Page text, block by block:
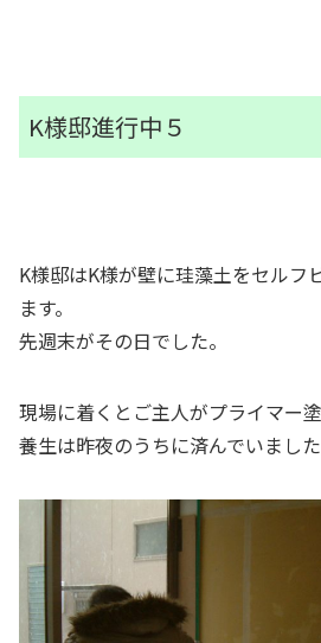
K様邸進行中５
K様邸はK様が壁に珪藻土をセルフ
ます。
先週末がその日でした。
現場に着くとご主人がプライマー塗
養生は昨夜のうちに済んでいました